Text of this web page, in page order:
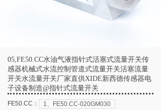
05,FE50.CC水油气液指针式活塞式流量开关传
感器机械式水流控制管道式流量开关活塞流量
开关水流量开关厂家直供XIDE新西德传感器电
子设备制造@指针式流量开关
FE50.CC： 1、FE50.CC-020GM030